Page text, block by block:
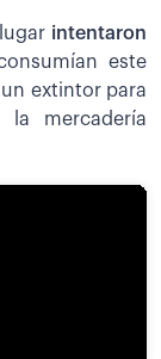
intentaron
este
extintor para
mercadería